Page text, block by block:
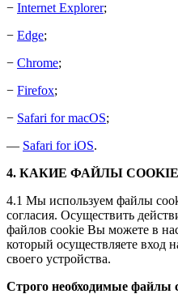
− Internet Explorer;
− Edge;
− Chrome;
− Firefox;
− Safari for macOS;
— Safari for iOS.
4. КАКИЕ ФАЙЛЫ
4.1 Мы используем файлы
согласия. Осуществить
файлов cookie Вы можете в
который осуществляете вход
своего устройства.
Строго необходимые файлы